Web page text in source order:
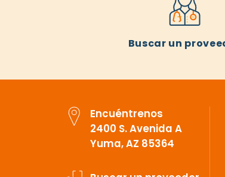
Buscar un
Encuéntrenos
2400 S. Avenida A
Yuma, AZ 85364